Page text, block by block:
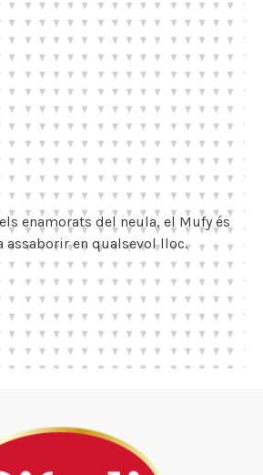
enamorats del neula, el Mufy és
assaborir en qualsevol lloc.